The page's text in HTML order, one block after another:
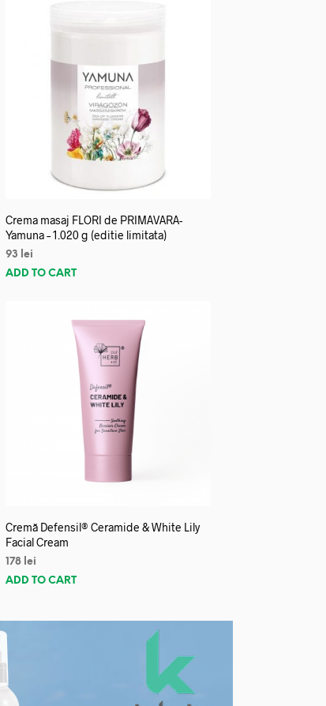
Crema masaj FLORI de PRIMAVARA-
Yamuna – 1.020 g (editie limitata)
93
lei
ADD TO CART
Cremă Defensil® Ceramide & White Lily
Facial Cream
178 lei
ADD TO CART